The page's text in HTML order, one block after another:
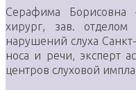
Серафима Борисовна
хирург, зав. отделом
нарушений слуха
носа и речи, эксперт
центров слуховой